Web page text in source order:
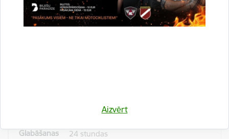
Aizvērt
_gid
apmeklētājs izmanto vietni.
24 stundas